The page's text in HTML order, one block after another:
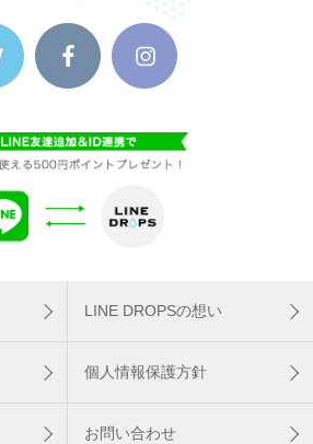
LINE DROPSの想い
個人情報保護方針
お問い合わせ